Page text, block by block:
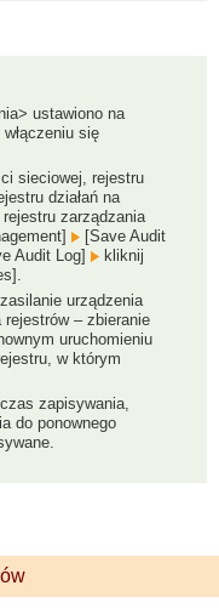
ustawiono na
się
sieciowej, rejestru
działań na
zarządzania
[Save Audit
Audit Log]
kliknij
urządzenia
rejestrów – zbieranie
uruchomieniu
w którym
zapisywania,
do ponownego